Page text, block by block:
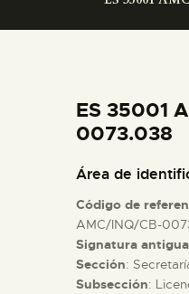
ESPAÑOL
PREPARAR
ES 35001
0073.038
Área de
Código de
AMC/INQ/CB-
Signatura antigua
Sección:
Subsección: